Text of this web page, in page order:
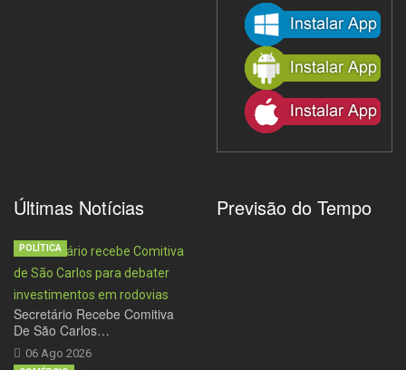
Últimas Notícias
Secretário Recebe Comitiva
De São Carlos…
06 Ago 2026
POLÍTICA
Previsão do Tempo